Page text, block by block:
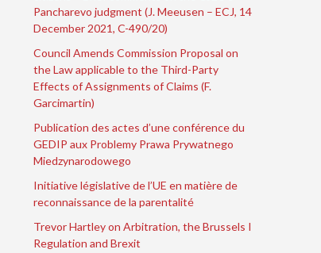
Pancharevo judgment (J. Meeusen – ECJ, 14
December 2021, C-490/20)
Council Amends Commission Proposal on
the Law applicable to the Third-Party
Effects of Assignments of Claims (F.
Garcimartin)
Publication des actes d’une conférence du
GEDIP aux Problemy Prawa Prywatnego
Miedzynarodowego
Initiative législative de l’UE en matière de
reconnaissance de la parentalité
Trevor Hartley on Arbitration, the Brussels I
Regulation and Brexit